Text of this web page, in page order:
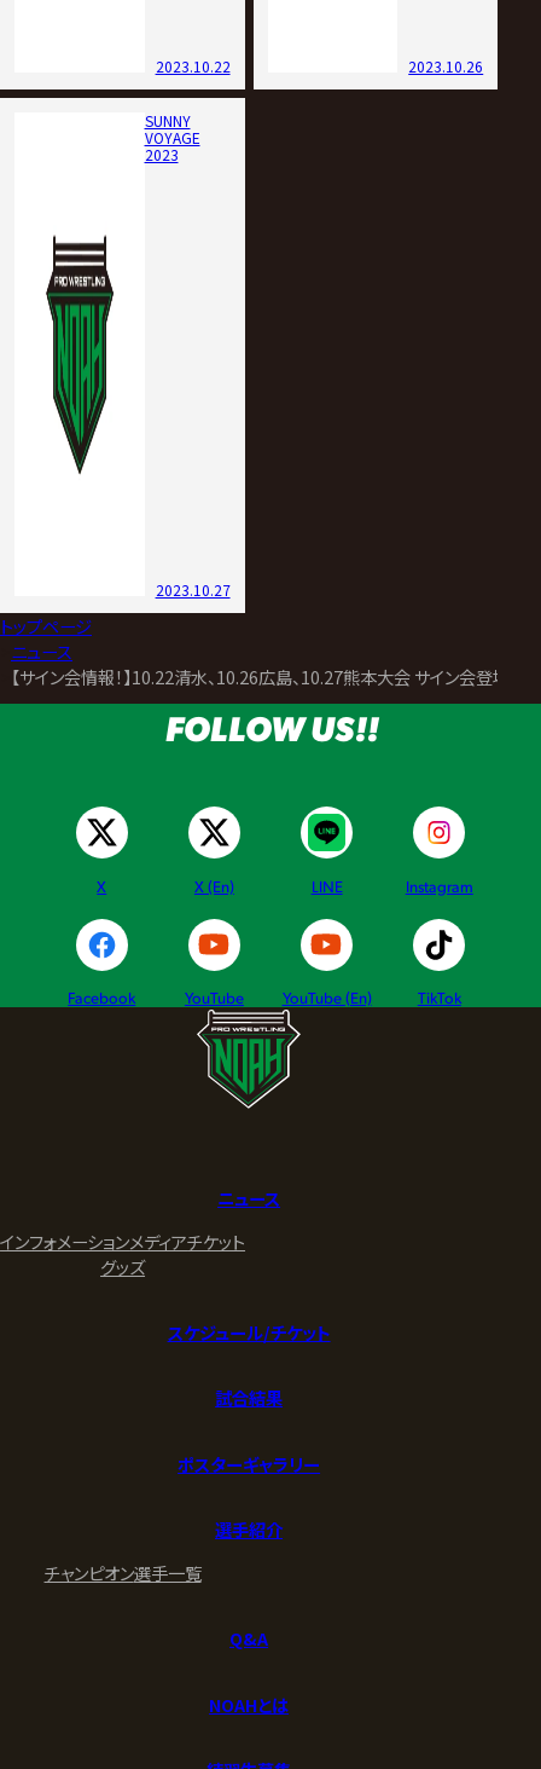
2023.10.22 2023.10.26
SUNNY
VOYAGE
2023
2023.10.27
トップページ
ニュース
【サイン会情報！】10.22清水、10.26広島、10.27熊本大会 サイン会登場選
FOLLOW US!!
X X (En) LINE Instagram
Facebook YouTube YouTube (En) TikTok
ニュース
インフォメーションメディアチケット
グッズ
スケジュール/チケット
試合結果
ポスターギャラリー
選手紹介
チャンピオン選手一覧
Q&A
NOAHとは